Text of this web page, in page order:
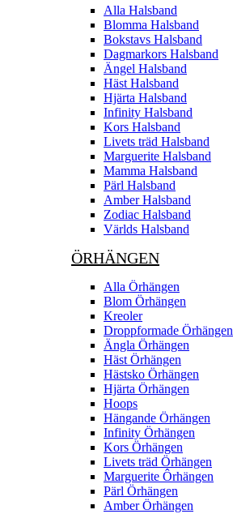
Alla Halsband
Blomma Halsband
Bokstavs Halsband
Dagmarkors Halsband
Ängel Halsband
Häst Halsband
Hjärta Halsband
Infinity Halsband
Kors Halsband
Livets träd Halsband
Marguerite Halsband
Mamma Halsband
Pärl Halsband
Amber Halsband
Zodiac Halsband
Världs Halsband
ÖRHÄNGEN
Alla Örhängen
Blom Örhängen
Kreoler
Droppformade Örhängen
Ängla Örhängen
Häst Örhängen
Hästsko Örhängen
Hjärta Örhängen
Hoops
Hängande Örhängen
Infinity Örhängen
Kors Örhängen
Livets träd Örhängen
Marguerite Ôrhängen
Pärl Örhängen
Amber Örhängen